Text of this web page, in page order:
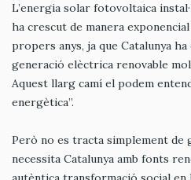
L’energia solar fotovoltaica
ha crescut de manera
propers anys, ja que Catalunya
generació elèctrica renovable
Aquest llarg camí el podem
energètica”.
Però no es tracta simplement de
necessita Catalunya amb fonts